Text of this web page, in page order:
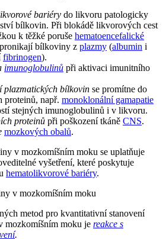
bariéry do likvoru patologicky
bílkovin. Při blokádě likvorových cest
k těžké poruše hematoencefalické
bílkoviny z plazmy (albumin i
fibrinogen).
imunoglobulinů při aktivaci imunitního
plazmatických bílkovin se promítne do
proteinů, např. monoklonální gamapatie
stejných imunoglobulinů i v likvoru.
proteinů při poškození tkáně CNS.
mozkových obalů.
v mozkomíšním moku se uplatňuje
vyšetření, které poskytuje
hematolikvorové bariéry.
v mozkomíšním moku
metod pro kvantitativní stanovení
mozkomíšním moku je reakce s
.